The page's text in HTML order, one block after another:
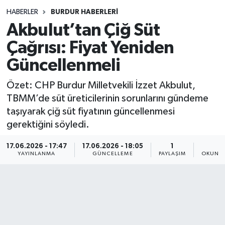
HABERLER BURDUR HABERLERİ
Akbulut’tan Çiğ Süt
Çağrısı: Fiyat Yeniden
Güncellenmeli
Özet: CHP Burdur Milletvekili İzzet Akbulut,
TBMM’de süt üreticilerinin sorunlarını gündeme
taşıyarak çiğ süt fiyatının güncellenmesi
gerektiğini söyledi.
17.06.2026 - 17:47
YAYINLANMA
17.06.2026 - 18:05
GÜNCELLEME
1
PAYLAŞIM
Spor
Tebrik
Türkiye